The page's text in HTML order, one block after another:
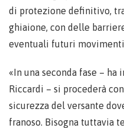
di protezione definitivo,
ghiaione, con delle
eventuali futuri
«In una seconda fase – ha
Riccardi – si procederà
sicurezza del versante
franoso. Bisogna tuttavia